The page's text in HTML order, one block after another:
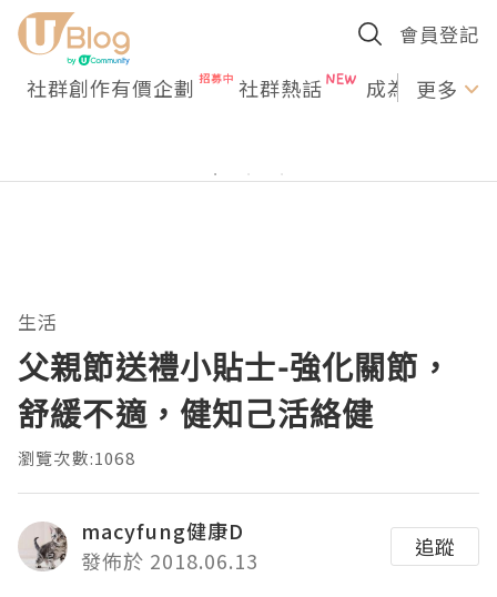
會員登記
社群創作有價企劃 社群熱話 成為U更多
生活
父親節送禮小貼士-強化關節，
舒緩不適，健知己活絡健
瀏覽次數:1068
macyfung健康D
發佈於 2018.06.13
追蹤